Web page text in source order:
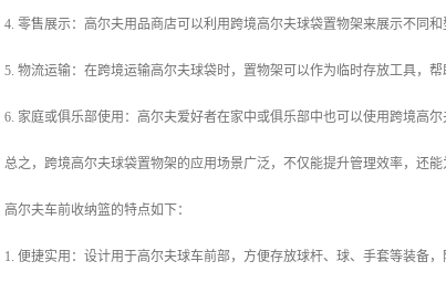
4. 零售展示：高尔夫用品商店可以利用跨境高尔夫球袋置物架来展示不同
5. 物流运输：在跨境运输高尔夫球袋时，置物架可以作为临时存放工具，
6. 家庭或俱乐部使用：高尔夫爱好者在家中或俱乐部中也可以使用跨境高
总之，跨境高尔夫球袋置物架的应用场景广泛，不仅能提升管理效率，还能
高尔夫车前收纳篮的特点如下：
1. 便捷实用：设计用于高尔夫球车前部，方便存放球杆、球、手套等装备，